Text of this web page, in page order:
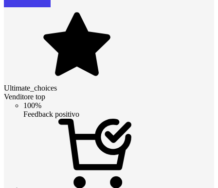
Ultimate_choices
Venditore top
100%
Feedback positivo